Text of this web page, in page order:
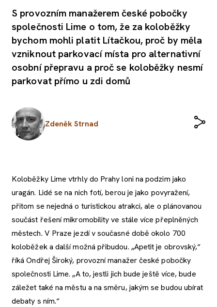
S provozním manažerem české pobočky
společnosti Lime o tom, že za koloběžky
bychom mohli platit Lítačkou, proč by měla
vzniknout parkovací místa pro alternativní
osobní přepravu a proč se koloběžky nesmí
parkovat přímo u zdi domů
Zdeněk Strnad
Koloběžky Lime vtrhly do Prahy loni na podzim jako
uragán. Lidé se na nich fotí, berou je jako povyražení,
přitom se nejedná o turistickou atrakci, ale o plánovanou
součást řešení mikromobility ve stále více přeplněných
městech. V Praze jezdí v současné době okolo 700
koloběžek a další možná přibudou. „Apetit je obrovský,“
říká Ondřej Široký, provozní manažer české pobočky
společnosti Lime. „A to, jestli jich bude ještě více, bude
záležet také na městu a na směru, jakým se budou ubírat
debaty s ním.“